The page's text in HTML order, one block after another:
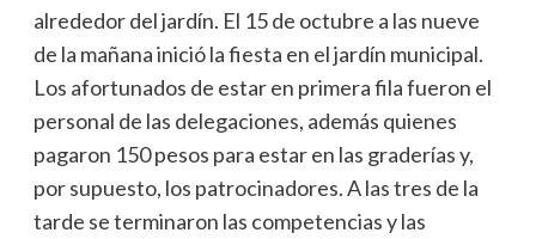
alrededor del jardín. El 15 de octubre a las nueve
de la mañana inició la fiesta en el jardín municipal.
Los afortunados de estar en primera fila fueron el
personal de las delegaciones, además quienes
pagaron 150 pesos para estar en las graderías y,
por supuesto, los patrocinadores. A las tres de la
tarde se terminaron las competencias y las